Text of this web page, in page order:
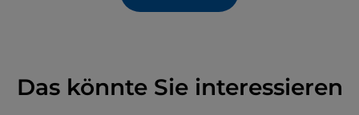
Das könnte Sie interessieren